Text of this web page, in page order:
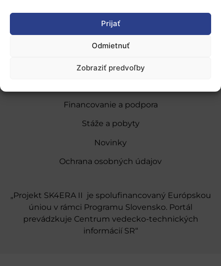
Prijať
Odmietnuť
Zobraziť predvoľby
O nás
Financovanie a podpora
Stáže a pobyty
Novinky
Ochrana osobných údajov
„Projekt SK4ERA II je spolufinancovaný Európskou
úniou v rámci Programu Slovensko. Portál
prevádzkuje Centrum vedecko-technických
informácií SR“